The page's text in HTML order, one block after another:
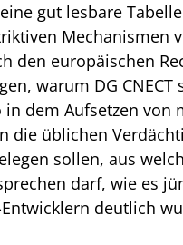
gut lesbare
Mechanismen
den europäischen
warum DG
dem Aufsetzen von
üblichen
sollen, aus
darf, wie es
deutlich